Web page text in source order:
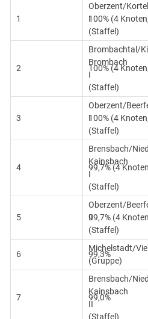
1
Oberzent/
I
(Staffel)
100% (4
2
Brombachtal/
Brombach
I
(Staffel)
100% (4
3
Oberzent/
I
(Staffel)
100% (4
4
Brensbach/
Kainsbach
I
(Staffel)
99,7% (4
5
Oberzent/
II
(Staffel)
99,7% (4
6
Michelstadt/
(Gruppe)
99,3%
7
Brensbach/
Kainsbach
II
(Staffel)
99,0%